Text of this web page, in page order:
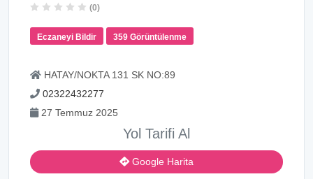
(0)
Eczaneyi Bildir 359 Görüntülenme
HATAY/NOKTA 131 SK NO:89
02322432277
27 Temmuz 2025
Yol Tarifi Al
Google Harita